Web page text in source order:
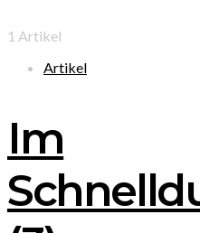
1 Artikel
Artikel
Im